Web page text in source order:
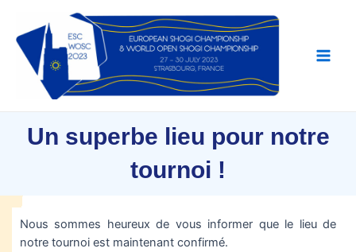
Un superbe lieu pour notre
tournoi !
Nous sommes heureux de vous informer que le lieu de
notre tournoi est maintenant confirmé.